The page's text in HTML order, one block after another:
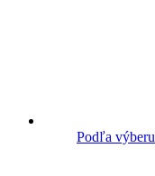
Podľa výberu